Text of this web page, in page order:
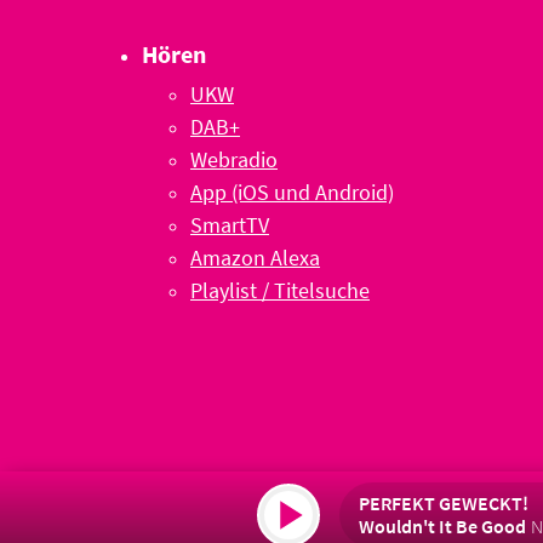
Hören
UKW
DAB+
Webradio
App (iOS und Android)
SmartTV
Amazon Alexa
Playlist / Titelsuche
PERFEKT GEWECKT!
Wouldn't It Be Good